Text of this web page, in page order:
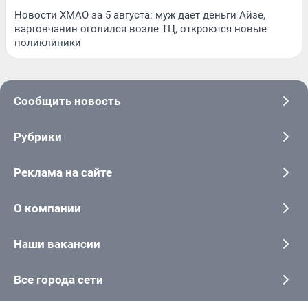
Новости ХМАО за 5 августа: муж дает деньги Айзе,
вартовчанин оголился возле ТЦ, откроются новые
поликлиники
Сообщить новость
Рубрики
Реклама на сайте
О компании
Наши вакансии
Все города сети